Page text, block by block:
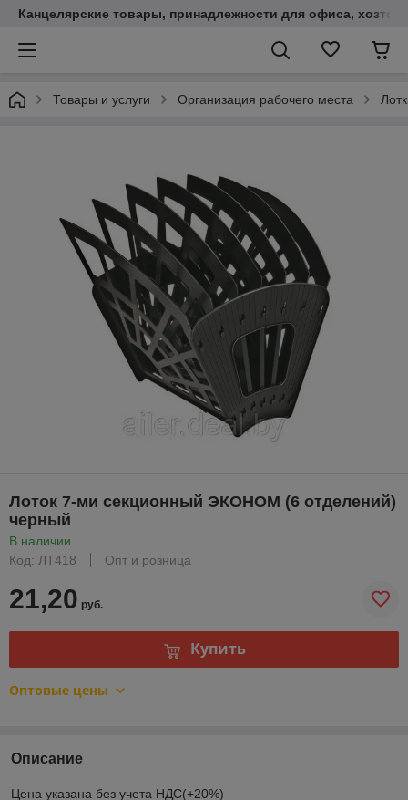
Канцелярские товары, принадлежности для офиса,
Товары и услуги Организация рабочего места
Лоток 7-ми секционный ЭКОНОМ (6 отделений)
черный
В наличии
Код: ЛТ418
Опт и розница
21,20 руб.
Купить
Оптовые цены
Описание
Цена указана без учета НДС(+20%)